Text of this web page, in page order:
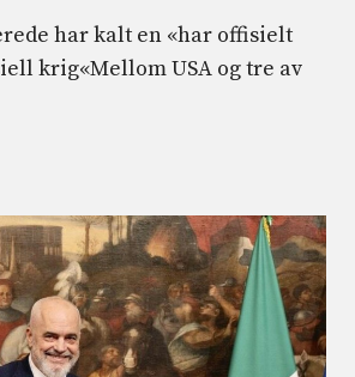
har kalt en «har offisielt
krig«Mellom USA og tre av